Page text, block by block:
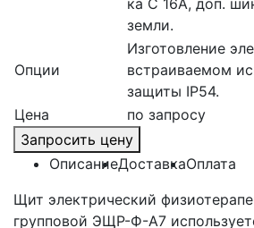
земли.
Опции
Изготовление
встраиваемом
защиты IP54.
Цена
по запросу
Запросить цену
ОписаниеДоставкаОплата
Щит электрический
групповой ЭЩР-Ф-А7